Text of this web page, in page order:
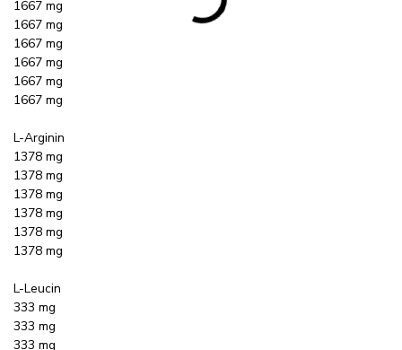
1667 mg
1667 mg
1667 mg
1667 mg
1667 mg
1667 mg
L-Arginin
1378 mg
1378 mg
1378 mg
1378 mg
1378 mg
1378 mg
L-Leucin
333 mg
333 mg
333 mg